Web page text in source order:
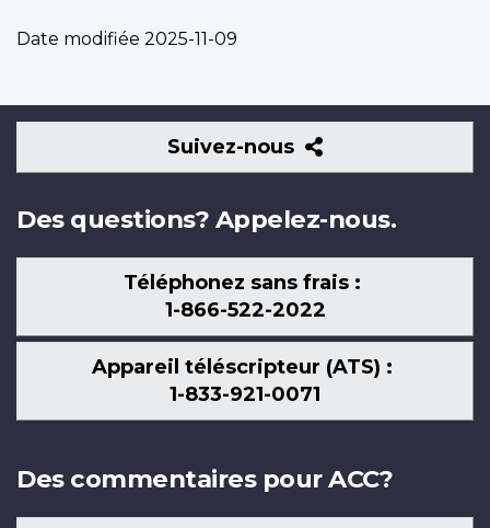
Date modifiée 2025-11-09
Suivez-nous
Suivez-
nous
Des questions? Appelez-nous.
Téléphonez sans frais :
1-866-522-2022
Appareil téléscripteur (ATS) :
1-833-921-0071
Des commentaires pour ACC?